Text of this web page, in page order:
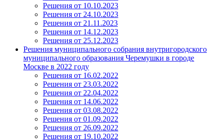
Решения от 10.10.2023
Решения от 24.10.2023
Решения от 21.11.2023
Решения от 14.12.2023
Решения от 25.12.2023
Решения муниципального собрания внутригородского
муниципального образования Черемушки в городе
Москве в 2022 году
Решения от 16.02.2022
Решения от 23.03.2022
Решения от 22.04.2022
Решения от 14.06.2022
Решения от 03.08.2022
Решения от 01.09.2022
Решения от 26.09.2022
Решения от 19.10.2022